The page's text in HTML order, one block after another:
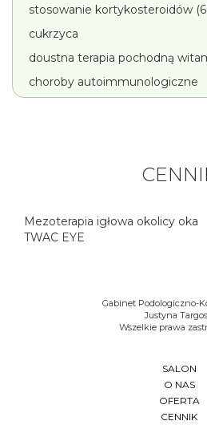
stosowanie kortykosteroidów
cukrzyca
doustna terapia pochodną
choroby autoimmunologiczne
Mezoterapia igłowa okolicy oka
TWAC EYE
Gabinet Podologiczno-
Justyna
Wszelkie prawa
SALON
O NAS
OFERTA
CENNIK